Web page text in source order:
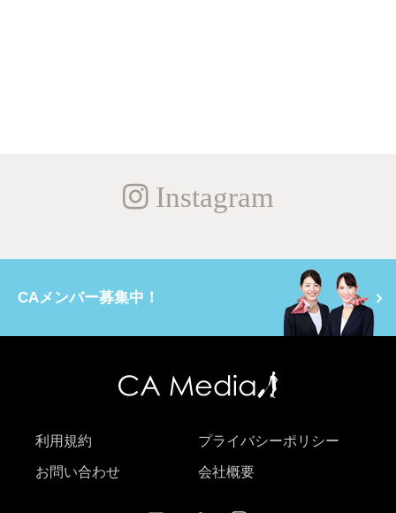
Instagram
CAメンバー募集中！
利用規約 プライバシーポリシー
お問い合わせ 会社概要